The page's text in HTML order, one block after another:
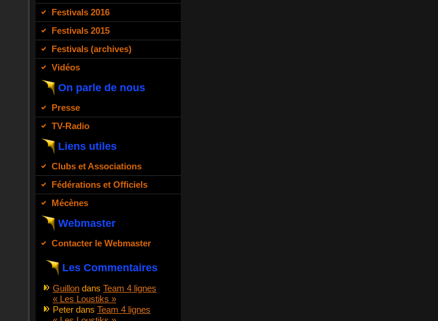
Festivals 2016
Festivals 2015
Festivals (archives)
Vidéos
On parle de nous
Presse
TV-Radio
Liens utiles
Clubs et Associations
Fédérations et Officiels
Mécènes
Webmaster
Contacter le Webmaster
Les Commentaires
Guillon dans Team 4 lignes
« Les Loustiks »
Peter dans Team 4 lignes